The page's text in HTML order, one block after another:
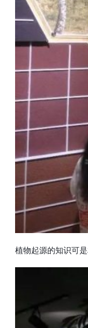
植物起源的知识可